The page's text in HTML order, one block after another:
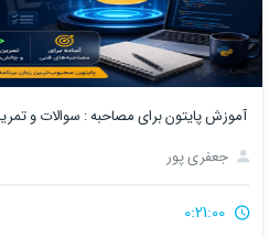
آموزش پایتون برای مصاحبه‌ : سوالات و
جعفری پور